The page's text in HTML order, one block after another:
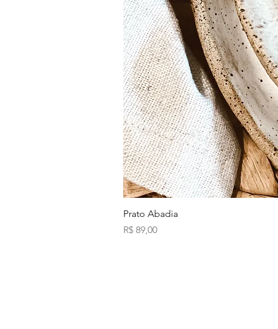
Prato Abadia
Preço
R$ 89,00